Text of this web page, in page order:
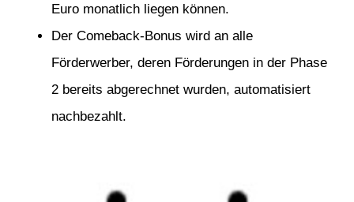
Euro monatlich liegen können.
Der Comeback-Bonus wird an alle
Förderwerber, deren Förderungen in der Phase
2 bereits abgerechnet wurden, automatisiert
nachbezahlt.